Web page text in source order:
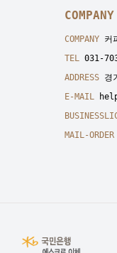
COMPANY 커
TEL 031-
ADDRESS 경
E-MAIL
MAIL-